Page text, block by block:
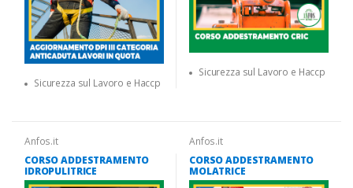
Sicurezza sul Lavoro e Haccp
Sicurezza sul Lavoro e Haccp
Anfos.it
CORSO ADDESTRAMENTO
IDROPULITRICE
Anfos.it
CORSO ADDESTRAMENTO
MOLATRICE